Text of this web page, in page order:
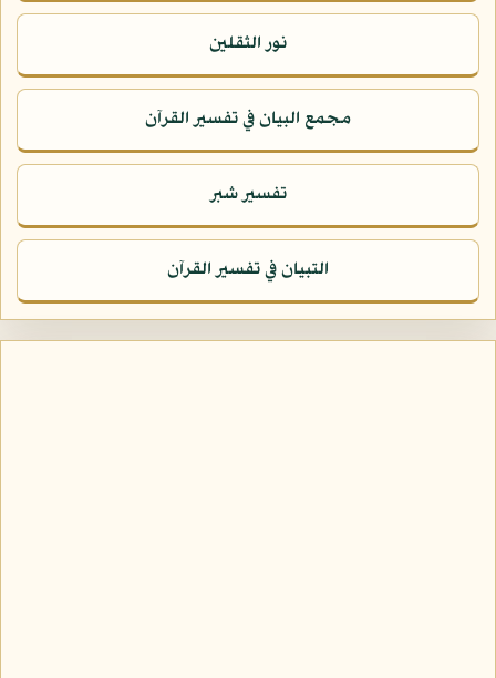
نور الثقلين
مجمع البيان في تفسير القرآن
تفسير شبر
التبيان في تفسير القرآن